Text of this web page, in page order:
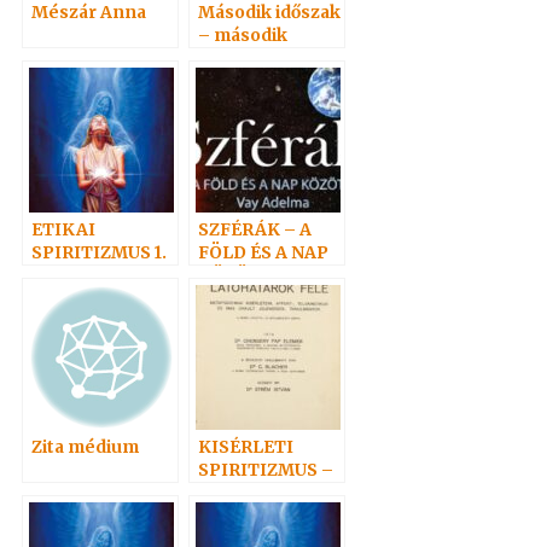
Mészár Anna
Második időszak
– második
ETIKAI
SPIRITIZMUS 1.
igazság
tükrében
SZFÉRÁK – A
FÖLD ÉS A NAP
Zita médium
KISÉRLETI
SPIRITIZMUS –
ELEMÉR DR. 1.